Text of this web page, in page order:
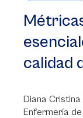
calidad
Diana
Enfermería